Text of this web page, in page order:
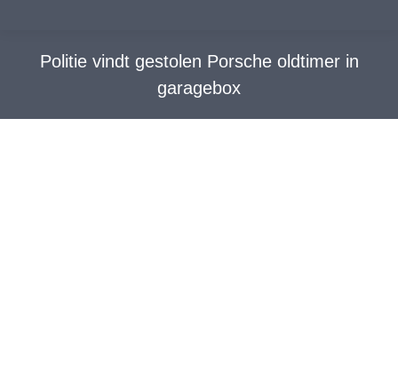
Politie vindt gestolen Porsche oldtimer in
garagebox